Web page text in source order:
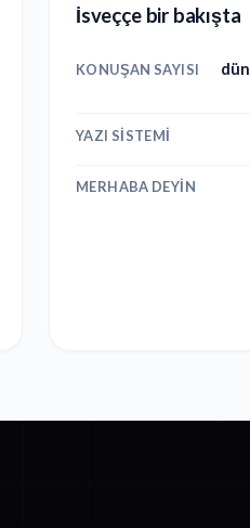
İsveççe bir bakışta
KONUŞAN SAYISI
YAZI SISTEMI
MERHABA DEYIN